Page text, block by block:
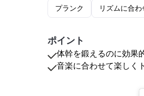
プランク
リズムに合わ
ポイント
体幹を鍛えるのに効果
音楽に合わせて楽しく